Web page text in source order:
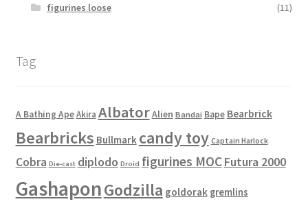
figurines loose
(11)
Tag
A Bathing Ape Akira AlbatorAlien Bandai Bape Bearbrick
Bearbricks Bullmark candy toy Captain Harlock
Cobra Die-cast diplodo Droid figurines MOCFutura 2000
GashaponGodzilla goldorak gremlins